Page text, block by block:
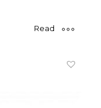
Read